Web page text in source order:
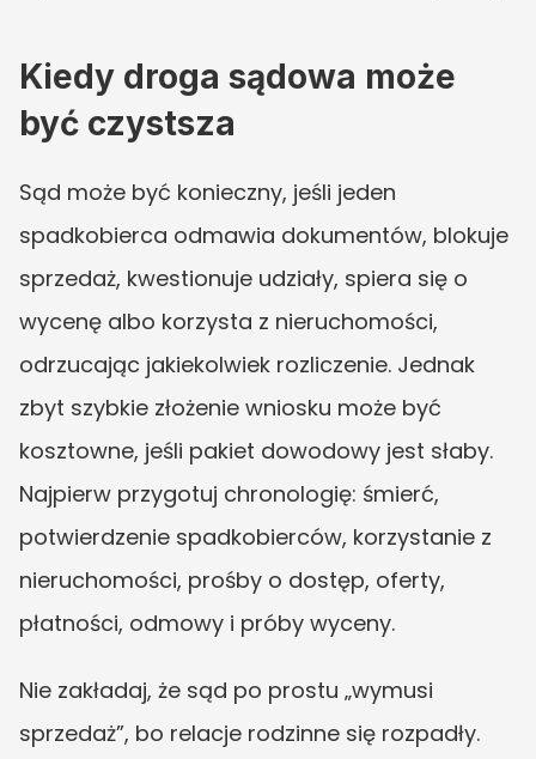
Kiedy droga sądowa może
być czystsza
Sąd może być konieczny, jeśli jeden
spadkobierca odmawia dokumentów, blokuje
sprzedaż, kwestionuje udziały, spiera się o
wycenę albo korzysta z nieruchomości,
odrzucając jakiekolwiek rozliczenie. Jednak
zbyt szybkie złożenie wniosku może być
kosztowne, jeśli pakiet dowodowy jest słaby.
Najpierw przygotuj chronologię: śmierć,
potwierdzenie spadkobierców, korzystanie z
nieruchomości, prośby o dostęp, oferty,
płatności, odmowy i próby wyceny.
Nie zakładaj, że sąd po prostu „wymusi
sprzedaż”, bo relacje rodzinne się rozpadły.